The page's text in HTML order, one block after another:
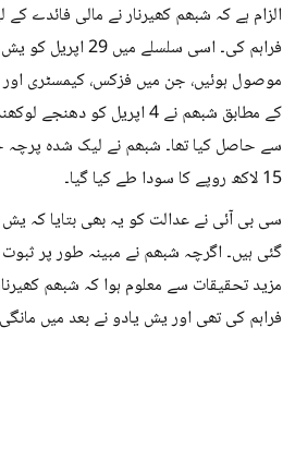
الزام ہے کہ شبھم کھیرنار نے مالی
موصول ہوئیں، جن میں فزکس، کیمسٹری اور
کے مطابق شبھم نے 4
سے حاصل کیا تھا۔ شبھم نے لیک شدہ پرچہ
15 لاکھ روپے کا سودا طے کیا گیا۔
سی بی آئی نے عدالت کو یہ بھی بتایا کہ
گئی ہیں۔ اگرچہ شبھم نے مبینہ طور پر
فراہم کی تھی اور یش یادو نے بعد میں مانگی لال کھٹیک کے ساتھ 10 لاکھ روپے